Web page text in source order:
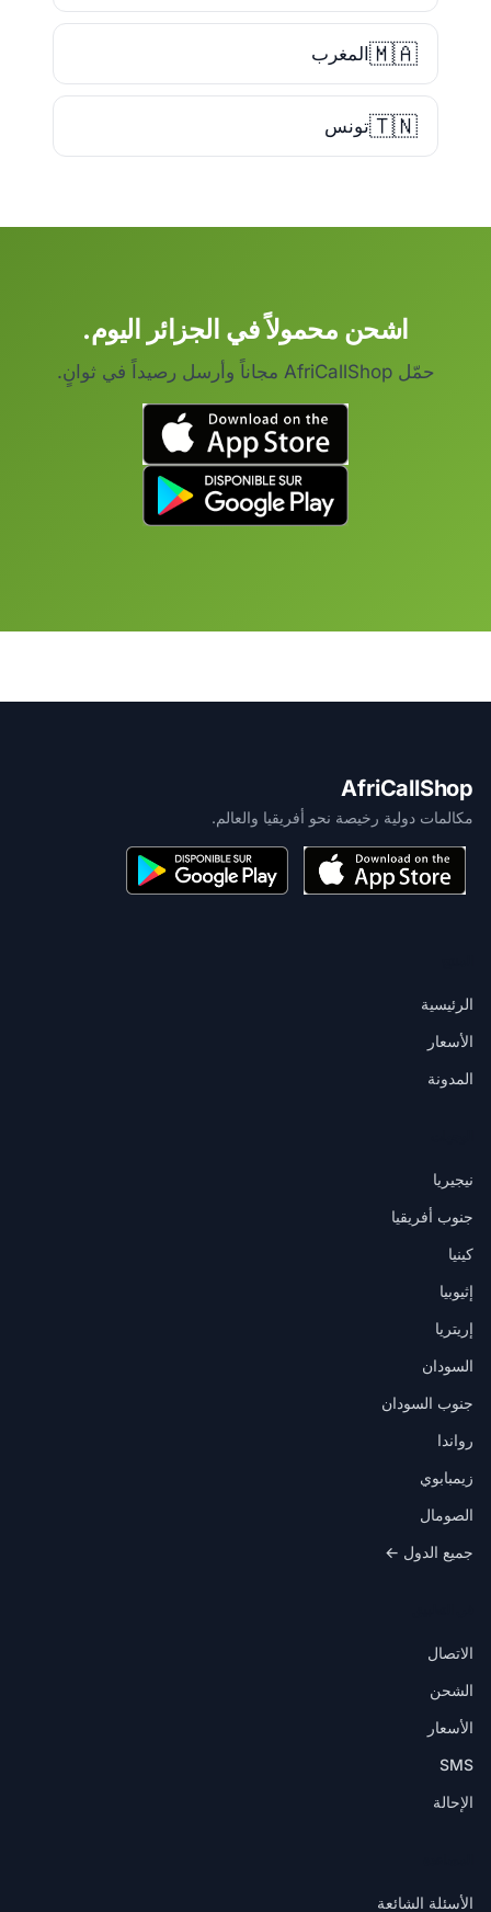
🇲🇦 المغرب
🇹🇳تونس
اشحن محمولاً في الجزائر اليوم.
حمّل AfriCallShop مجاناً وأرسل رصيداً في ثوانٍ.
AfriCallShop
مكالمات دولية رخيصة نحو أفريقيا والعالم.
الرئيسية
الأسعار
المدونة
نيجيريا
جنوب أفريقيا
كينيا
إثيوبيا
إريتريا
السودان
جنوب السودان
رواندا
زيمبابوي
الصومال
جميع الدول ←
الاتصال
الشحن
الأسعار
SMS
الإحالة
الأسئلة الشائعة